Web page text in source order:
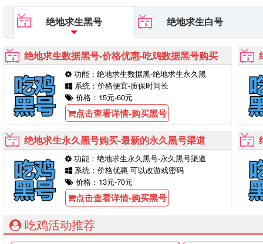
绝地求生黑号 绝地求生白号
绝地求生数据黑号-价格优惠-吃鸡数据黑号购买
功能：绝地求生数据黑-绝地求生永久黑
系统：价格便宜-质保时间长
价格：15元-60元
点击查看详情-购买黑号
绝地求生永久黑号购买-最新的永久黑号渠道
功能：绝地求生永久黑号-永久黑号渠道
系统：价格优惠-可以改游戏密码
价格：13元-70元
点击查看详情-购买黑号
吃鸡活动推荐